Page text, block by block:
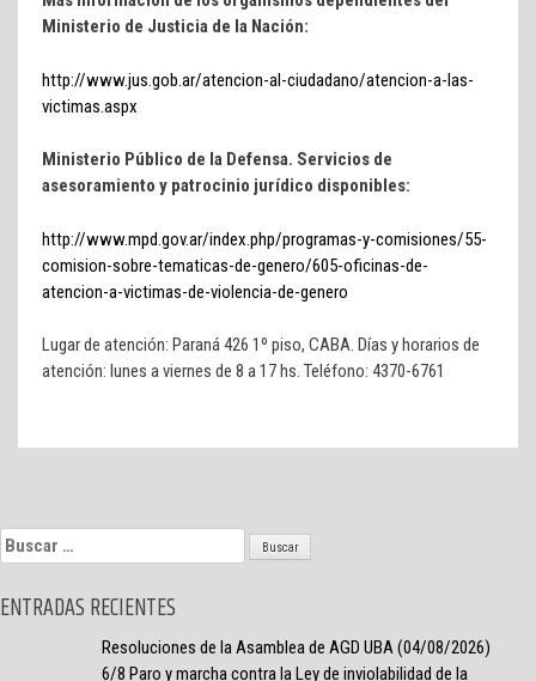
Ministerio de Justicia de la Nación:
http://www.jus.gob.ar/atencion-al-ciudadano/atencion-a-las-
victimas.aspx
Ministerio Público de la Defensa. Servicios de
asesoramiento y patrocinio jurídico disponibles:
http://www.mpd.gov.ar/index.php/programas-y-comisiones/55-
comision-sobre-tematicas-de-genero/605-oficinas-de-
atencion-a-victimas-de-violencia-de-genero
Lugar de atención: Paraná 426 1º piso, CABA. Días y horarios de
atención: lunes a viernes de 8 a 17 hs. Teléfono: 4370-6761
Buscar:
ENTRADAS RECIENTES
Resoluciones de la Asamblea de AGD UBA (04/08/2026)
6/8 Paro y marcha contra la Ley de inviolabilidad de la